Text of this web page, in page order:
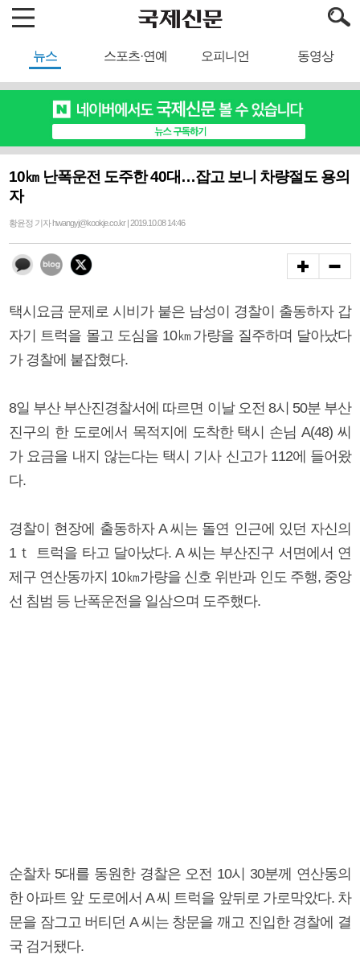
뉴스 스포츠·연예 오피니언 동영상
10㎞ 난폭운전 도주한 40대…잡고 보니 차량절도 용의
자
황윤정 기자 hwangyj@kookje.co.kr | 2019.10.08 14:46
택시요금 문제로 시비가 붙은 남성이 경찰이 출동하자 갑
자기 트럭을 몰고 도심을 10㎞가량을 질주하며 달아났다
가 경찰에 붙잡혔다.
8일 부산 부산진경찰서에 따르면 이날 오전 8시 50분 부산
진구의 한 도로에서 목적지에 도착한 택시 손님 A(48) 씨
가 요금을 내지 않는다는 택시 기사 신고가 112에 들어왔
다.
경찰이 현장에 출동하자 A 씨는 돌연 인근에 있던 자신의
1ｔ 트럭을 타고 달아났다. A 씨는 부산진구 서면에서 연
제구 연산동까지 10㎞가량을 신호 위반과 인도 주행, 중앙
선 침범 등 난폭운전을 일삼으며 도주했다.
순찰차 5대를 동원한 경찰은 오전 10시 30분께 연산동의
한 아파트 앞 도로에서 A 씨 트럭을 앞뒤로 가로막았다. 차
문을 잠그고 버티던 A 씨는 창문을 깨고 진입한 경찰에 결
국 검거됐다.